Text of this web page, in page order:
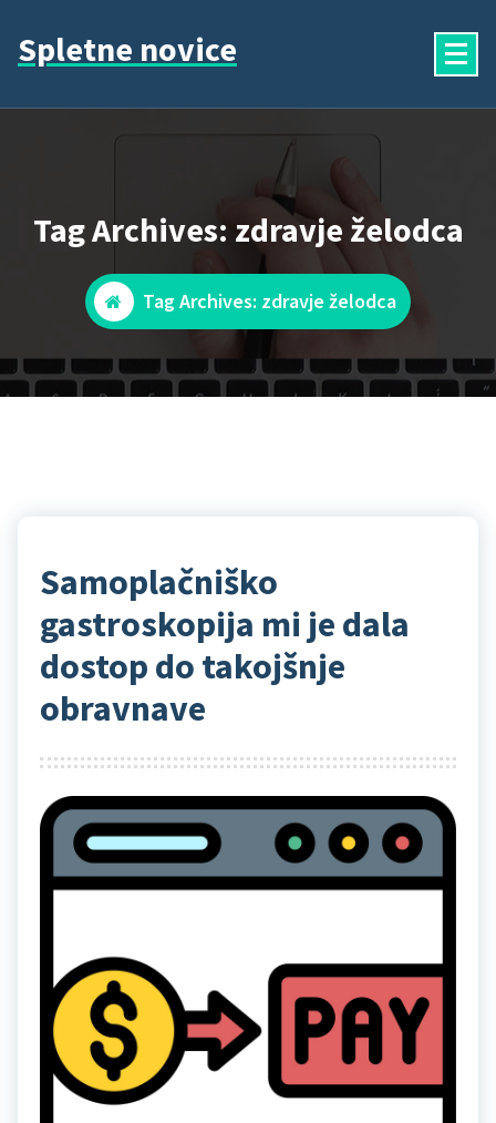
content
Spletne novice
Tag Archives: zdravje želodca
Tag Archives: zdravje želodca
Samoplačniško
gastroskopija mi je dala
dostop do takojšnje
obravnave